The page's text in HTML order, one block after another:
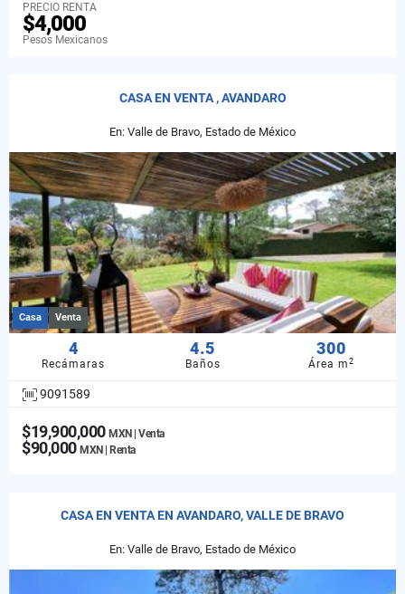
PRECIO RENTA
$4,000
Pesos Mexicanos
CASA EN VENTA , AVANDARO
En: Valle de Bravo, Estado de México
Casa Venta
4
Recámaras
4.5
Baños
300
Área m2
9091589
$19,900,000 MXN | Venta
$90,000 MXN | Renta
CASA EN VENTA EN AVANDARO, VALLE DE BRAVO
En: Valle de Bravo, Estado de México